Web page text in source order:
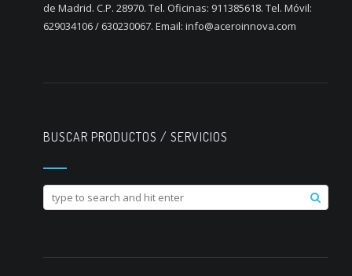
de Madrid. C.P. 28970. Tel. Oficinas: 911385618. Tel. Móvil:
629034106 / 630230067. Email: info@aceroinnova.com
BUSCAR PRODUCTOS / SERVICIOS